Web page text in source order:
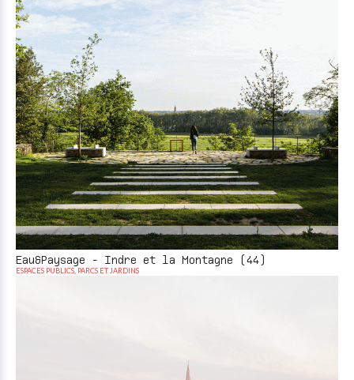
Eau&Paysage - Indre et la Montagne (44)
ESPACES PUBLICS PARCS ET JARDINS